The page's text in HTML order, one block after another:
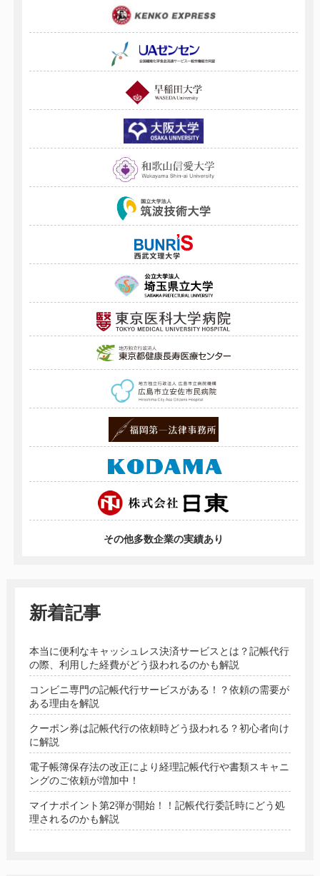
その他多数企業の実績あり
新着記事
本当に便利なキャッシュレス決済サービスとは？記帳代行
の際、利用した経費がどう扱われるのかも解説
コンビニ専門の記帳代行サービスがある！？依頼の需要が
ある理由を解説
クーポン券は記帳代行の依頼時どう扱われる？初心者向け
に解説
電子帳簿保存法の改正により経理記帳代行や書類スキャニ
ングのご依頼が増加中！
マイナポイント第2弾が開始！！記帳代行委託時にどう処
理されるのかも解説